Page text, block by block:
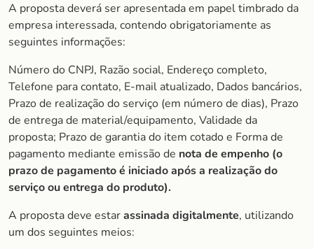
A proposta deverá ser apresentada em papel timbrado da
empresa interessada, contendo obrigatoriamente as
seguintes informações:
Número do CNPJ, Razão social, Endereço completo,
Telefone para contato, E-mail atualizado, Dados bancários,
Prazo de realização do serviço (em número de dias), Prazo
de entrega de material/equipamento, Validade da
proposta; Prazo de garantia do item cotado e Forma de
pagamento mediante emissão de nota de empenho (o
prazo de pagamento é iniciado após a realização do
serviço ou entrega do produto).
A proposta deve estarassinada digitalmente, utilizando
um dos seguintes meios: